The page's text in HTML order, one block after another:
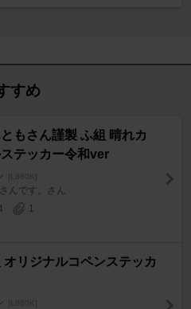
すめ
もさん謹製 ふ組 晴れカ
テッカー令和ver
[L880K]
んです。さん
1
オリジナルコペンステッカ
[L880K]